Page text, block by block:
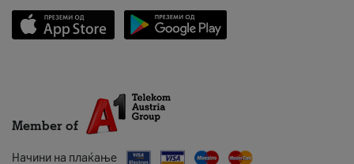
Member of
Начини на плаќање